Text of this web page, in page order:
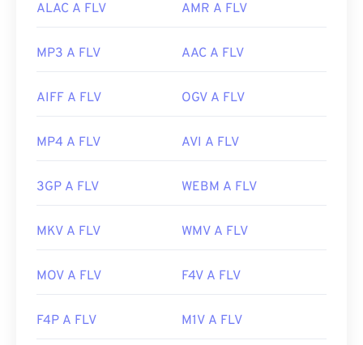
ALAC A FLV AMR A FLV
MP3 A FLV AAC A FLV
AIFF A FLV OGV A FLV
MP4 A FLV AVI A FLV
3GP A FLV WEBM A FLV
MKV A FLV WMV A FLV
MOV A FLV F4V A FLV
F4P A FLV M1V A FLV